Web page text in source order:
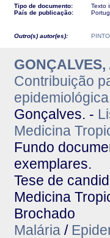
Tipo de documento:
Texto
País de publicação:
Outro(s) autor(es):
Contribuição
Gonçalves. -
Medicina
Fundo
exemplares.
Tese de
Medicina
Brochado
Malária /